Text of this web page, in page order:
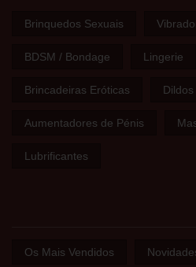
Brinquedos Sexuais
BDSM / Bondage Lingerie
Brincadeiras Eróticas
Aumentadores de Pénis
Lubrificantes
Os Mais Vendidos